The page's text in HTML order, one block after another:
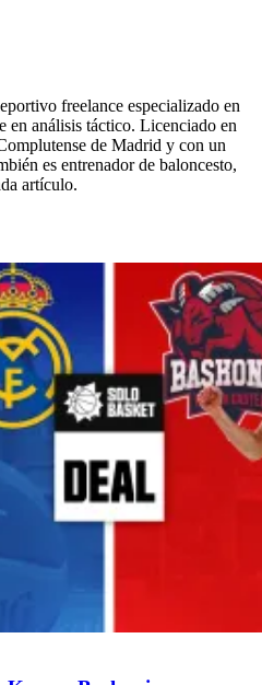
freelance especializado en
en análisis táctico. Licenciado en
de Madrid y con un
es entrenador de baloncesto,
artículo.